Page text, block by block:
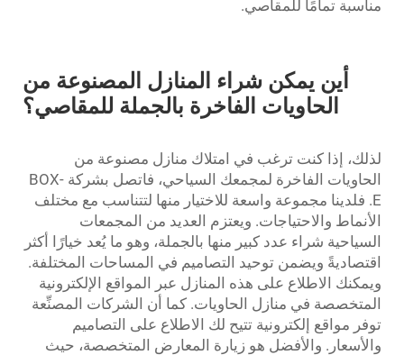
مناسبة تمامًا للمقاصي.
أين يمكن شراء المنازل المصنوعة من
الحاويات الفاخرة بالجملة للمقاصي؟
لذلك، إذا كنت ترغب في امتلاك منازل مصنوعة من
الحاويات الفاخرة لمجمعك السياحي، فاتصل بشركة BOX-
E. فلدينا مجموعة واسعة للاختيار منها لتتناسب مع مختلف
الأنماط والاحتياجات. ويعتزم العديد من المجمعات
السياحية شراء عدد كبير منها بالجملة، وهو ما يُعد خيارًا أكثر
اقتصاديةً ويضمن توحيد التصاميم في المساحات المختلفة.
ويمكنك الاطلاع على هذه المنازل عبر المواقع الإلكترونية
المتخصصة في منازل الحاويات. كما أن الشركات المصنِّعة
توفر مواقع إلكترونية تتيح لك الاطلاع على التصاميم
والأسعار. والأفضل هو زيارة المعارض المتخصصة، حيث